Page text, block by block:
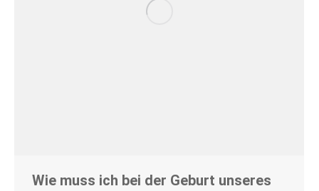
Wie muss ich bei der Geburt unseres